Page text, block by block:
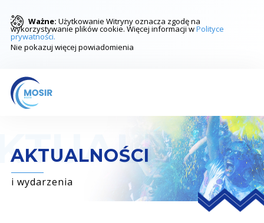
Ważne: Użytkowanie Witryny oznacza zgodę na
wykorzystywanie plików cookie. Więcej informacji wPolityce
prywatności.
Nie pokazuj więcej powiadomienia
AKTUALNOŚCI
i wydarzenia